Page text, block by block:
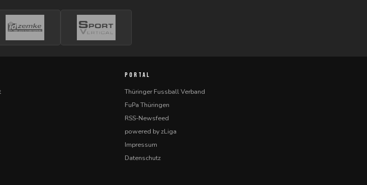
PORTAL
Thüringer Fussball Verband
FuPa Thüringen
RSS-Newsfeed
powered by zLiga
Impressum
Datenschutz